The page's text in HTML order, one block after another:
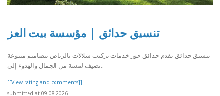
تنسيق حدائق | مؤسسة بيت العز
تنسيق حدائق تقدم حدائق حور خدمات تركيب شلالات بالرياض بتصاميم متنوعة
تضيف لمسة من الجمال والهدوء إلى..
[[View rating and comments]]
submitted at 09.08.2026